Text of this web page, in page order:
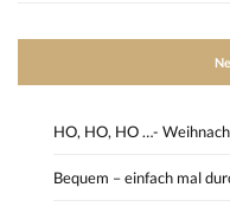
HO, HO, HO …-
Bequem – einfach mal